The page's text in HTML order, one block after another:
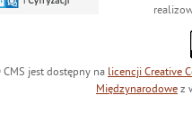
CMS jest dostępny na licencji Creative
Międzynarodowe z